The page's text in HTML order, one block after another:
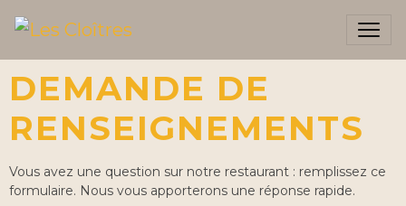
DEMANDE DE
RENSEIGNEMENTS
Vous avez une question sur notre restaurant : remplissez ce
formulaire. Nous vous apporterons une réponse rapide.